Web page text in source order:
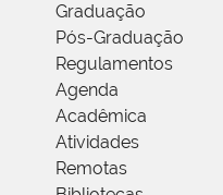
Graduação
Pós-Graduação
Regulamentos
Agenda
Acadêmica
Atividades
Remotas